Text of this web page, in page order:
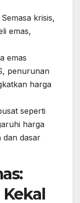
Semasa krisis,
emas,
emas
penurunan
harga
seperti
harga
dan dasar